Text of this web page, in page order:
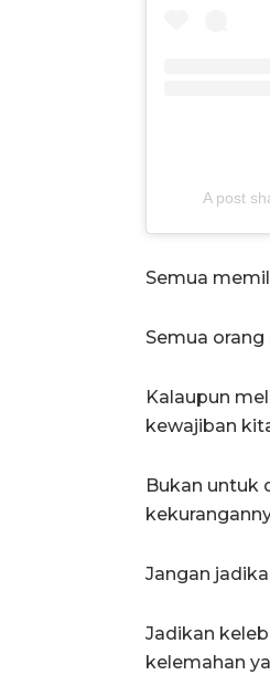
A post
Semua
Semua
Kalaupun
kewajiban
Bukan untuk
Jangan
Jadikan
kelemahan